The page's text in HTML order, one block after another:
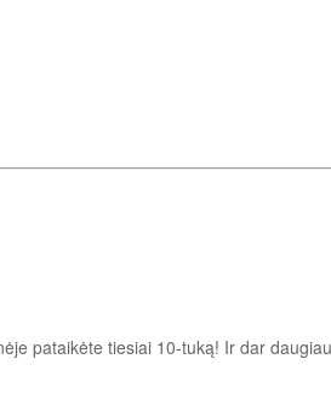
pataikėte tiesiai 10-tuką! Ir dar